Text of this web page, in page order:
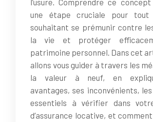
une étape cruciale pour tout
souhaitant se prémunir contre
la vie et protéger
patrimoine personnel. Dans cet
allons vous guider à travers les
la valeur à neuf, en
avantages, ses inconvénients,
essentiels à vérifier dans
d’assurance locative, et